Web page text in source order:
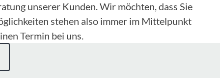
unserer Kunden. Wir möchten, dass Sie
stehen also immer im Mittelpunkt
Termin bei uns.